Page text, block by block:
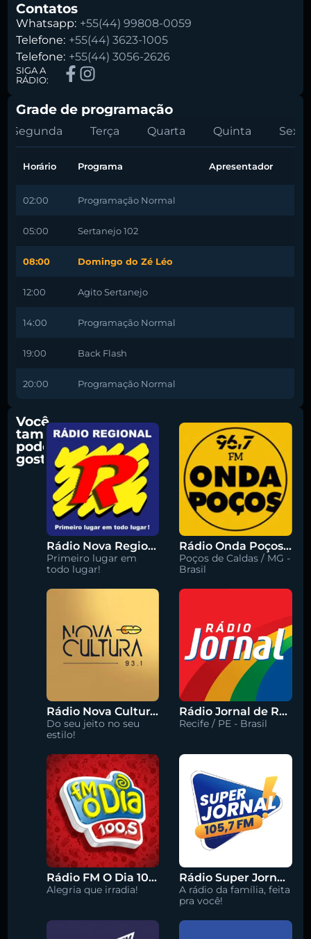
Contatos
Whatsapp: +55(44) 99808-0059
Telefone: +55(44) 3623-1005
Telefone: +55(44) 3056-2626
SIGA A
RÁDIO:
Grade de programação
Segunda Terça Quarta Quinta Sexta
Horário Programa Apresentador
02:00 Programação Normal
05:00 Sertanejo 102
08:00 Domingo do Zé Léo
12:00 Agito Sertanejo
14:00 Programação Normal
19:00 Back Flash
20:00 Programação Normal
Você
também
pode
gostar
Rádio Nova Regional 91.5 FM
Primeiro lugar em
todo lugar!
Rádio Onda Poços 96.7 FM
Poços de Caldas / MG -
Brasil
Rádio Nova Cultura 93.1 FM
Do seu jeito no seu
estilo!
Rádio Jornal de Recife 90.3 FM
Recife / PE - Brasil
Rádio FM O Dia 100.5
Alegria que irradia!
Rádio Super Jornal 105.7 FM
A rádio da família, feita
pra você!